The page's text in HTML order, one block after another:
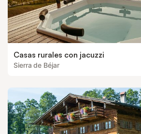
Casas rurales con jacuzzi
Sierra de Béjar